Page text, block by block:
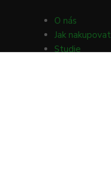
O nás
Jak nakupovat
Studie